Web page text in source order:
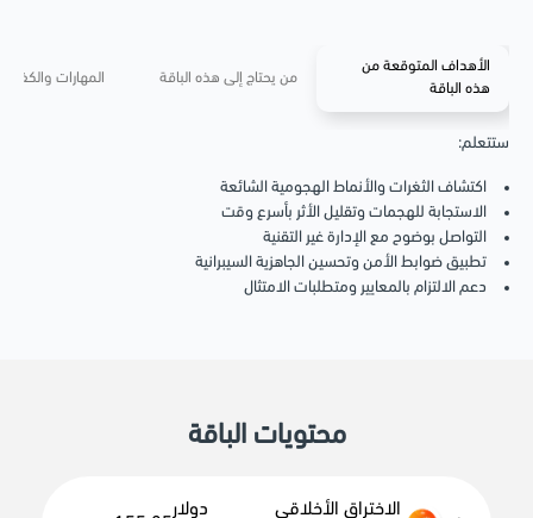
الأهداف المتوقعة من
هذه الباقة
من يحتاج إلى هذه الباقة المهارات
ستتعلم:
اكتشاف الثغرات والأنماط الهجومية الشائعة
الاستجابة للهجمات وتقليل الأثر بأسرع وقت
التواصل بوضوح مع الإدارة غير التقنية
تطبيق ضوابط الأمن وتحسين الجاهزية السيبرانية
دعم الالتزام بالمعايير ومتطلبات الامتثال
محتويات الباقة
الاختراق الأخلاقي
دولار